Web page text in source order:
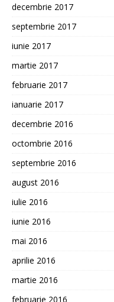
decembrie 2017
septembrie 2017
iunie 2017
martie 2017
februarie 2017
ianuarie 2017
decembrie 2016
octombrie 2016
septembrie 2016
august 2016
iulie 2016
iunie 2016
mai 2016
aprilie 2016
martie 2016
februarie 2016